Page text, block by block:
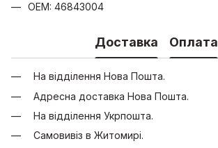
OEM: 46843004
Доставка Оплата
На відділення Нова Пошта.
Адресна доставка Нова Пошта.
На відділення Укрпошта.
Самовивіз в Житомирі.